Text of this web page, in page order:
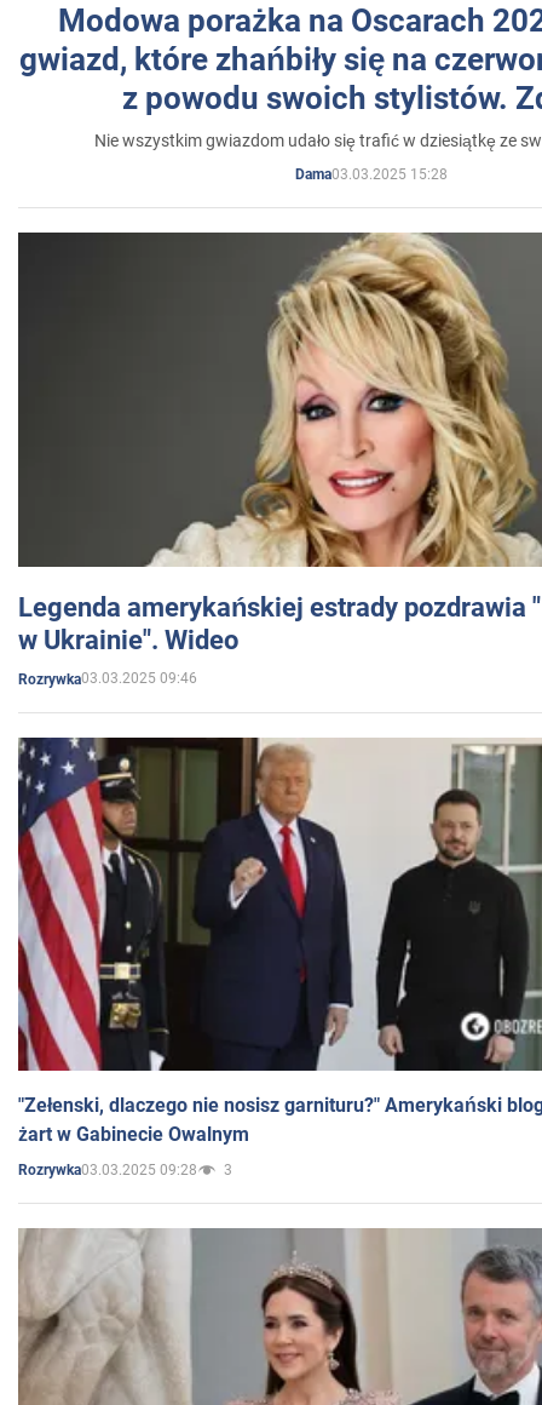
Modowa porażka na Oscarach
gwiazd, które zhańbiły się na
z powodu swoich stylistów.
Nie wszystkim gwiazdom udało się trafić w dziesiątkę ze
Dama03.03.2025 15:28
Legenda amerykańskiej estrady pozdrawia
w Ukrainie". Wideo
Rozrywka03.03.2025 09:46
"Zełenski, dlaczego nie nosisz garnituru?" Amerykański
żart w Gabinecie Owalnym
Rozrywka03.03.2025 09:28 3